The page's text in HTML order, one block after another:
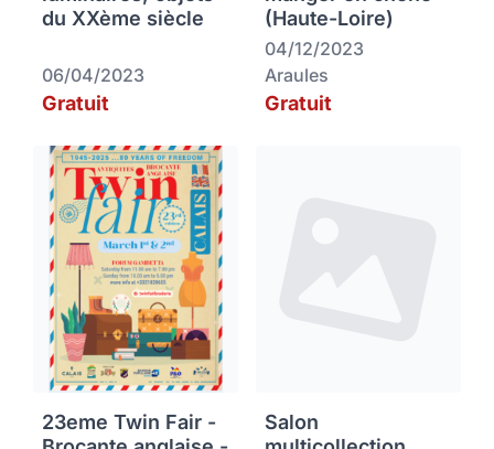
du XXème siècle
06/04/2023
Gratuit
(Haute-Loire)
04/12/2023
Araules
Gratuit
23eme Twin Fair -
Salon